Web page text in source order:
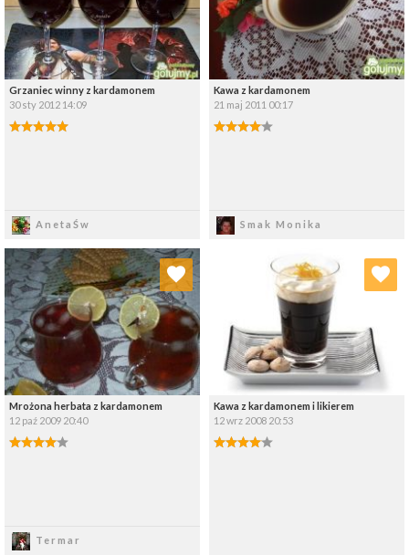
Grzaniec winny z kardamonem
30 sty 2012 14:09
AnetaŚw
Kawa z kardamonem
21 maj 2011 00:17
Smak Monika
Mrożona herbata z kardamonem
12 paź 2009 20:40
Termar
Dodaj do ulubionych
Wybierz listę:
Kawa z kardamonem i likierem
12 wrz 2008 20:53
Dodaj do ulubionych
Wybierz listę: